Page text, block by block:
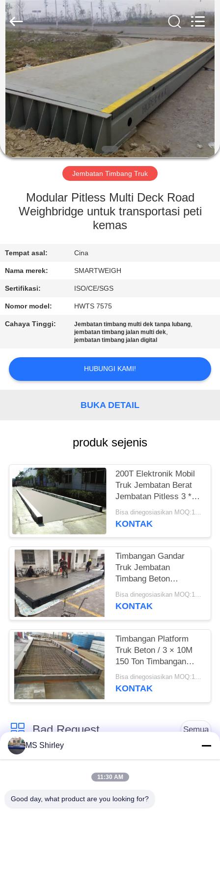
RUMAH
PRODUK
TENTANG
KAMI
TUR
KONTROL
HUBUNGI
KAMI
PERMINTAAN
PENAWARAN
PRIVACY
2025
SMARTWEIGH
INSTRUMENT
CO.,LTD.
Rights
Reserved.
Jembatan Timbang Truk
Modular Pitless Multi Deck Road
Weighbridge untuk transportasi peti
kemas
Tempat asal: Cina
Nama merek: SMARTWEIGH
Sertifikasi: ISO/CE/SGS
Nomor model: HWTS 7575
Cahaya Tinggi: Jembatan timbang multi dek tanpa lubang,
jembatan timbang jalan multi dek,
jembatan timbang jalan digital
HUBUNGI KAMI!
BUKA DETAIL
produk sejenis
200T Elektronik Mobil
Truk Jembatan Berat
Jembatan Pitless 3 *
24M
Bisa dinegosiasikan MOQ:1 Set
KONTAK
Timbangan Gandar
Truk Jembatan
Timbang Beton
Pracetak Dengan
Struktur Interior
Bisa dinegosiasikan MOQ:1 Set
KONTAK
Timbangan Platform
Truk Beton / 3 × 10M
150 Ton Timbangan
Tugas Berat
Bisa dinegosiasikan MOQ:1 Set
KONTAK
Bad Request Semua
Jembatan Timbang
Jembatan Timbang
Truk
Timbangan
MS Shirley
11:30 AM
Good day, what product are you looking for?